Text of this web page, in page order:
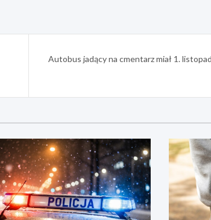
Autobus jadący na cmentarz miał 1.